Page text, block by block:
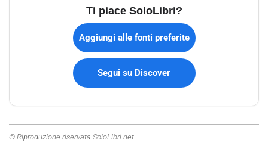
Ti piace SoloLibri?
Aggiungi alle fonti preferite
Segui su Discover
© Riproduzione riservata SoloLibri.net